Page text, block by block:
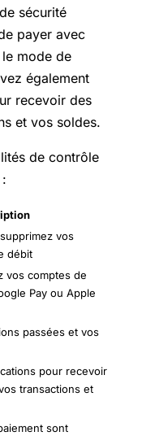
sécurité
payer avec
mode de
également
recevoir des
et vos soldes.
de contrôle
vos
débit
vos comptes de
Pay ou Apple
passées et vos
pour recevoir
transactions et
sont